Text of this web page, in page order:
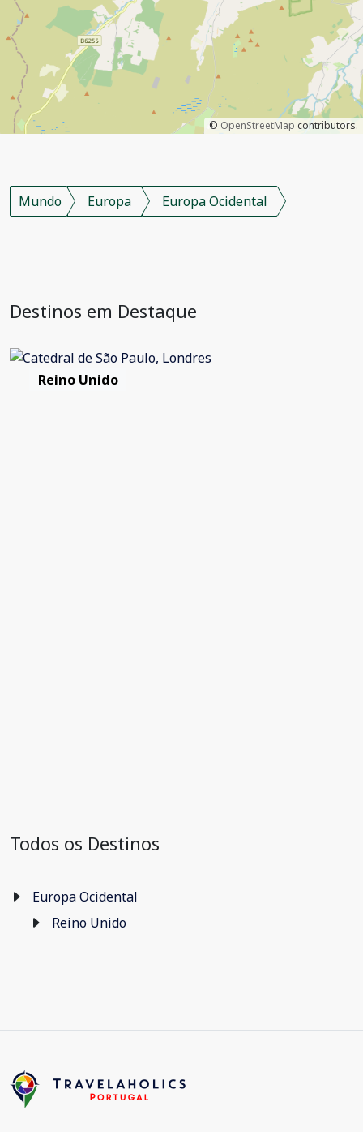
© OpenStreetMap contributors.
Mundo Europa Europa Ocidental
Destinos em Destaque
Reino Unido
Todos os Destinos
Europa Ocidental
Reino Unido